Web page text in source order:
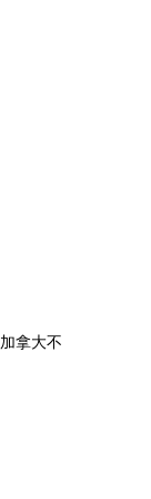
拿大不